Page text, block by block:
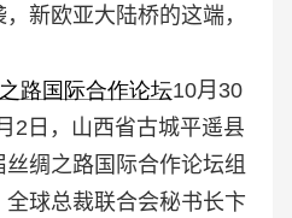
新欧亚大陆桥的这端，
路国际合作论坛10月30
2日，山西省古城平遥县
绸之路国际合作论坛组
球总裁联合会秘书长卞